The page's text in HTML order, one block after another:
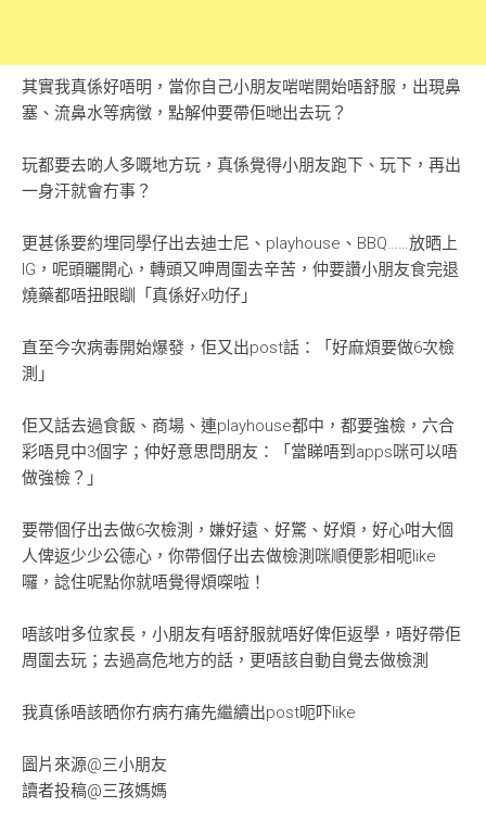
其實我真係好唔明，當你自己小朋友啱啱開始唔舒服，出現鼻
塞、流鼻水等病徵，點解仲要帶佢哋出去玩？
玩都要去啲人多嘅地方玩，真係覺得小朋友跑下、玩下，再出
一身汗就會冇事？
更甚係要約埋同學仔出去迪士尼、playhouse、BBQ……放晒上
IG，呢頭曬開心，轉頭又呻周圍去辛苦，仲要讚小朋友食完退
燒藥都唔扭眼瞓「真係好x叻仔」
直至今次病毒開始爆發，佢又出post話：「好麻煩要做6次檢
測」
佢又話去過食飯、商場、連playhouse都中，都要強檢，六合
彩唔見中3個字；仲好意思問朋友：「當睇唔到apps咪可以唔
做強檢？」
要帶個仔出去做6次檢測，嫌好遠、好驚、好煩，好心咁大個
人俾返少少公德心，你帶個仔出去做檢測咪順便影相呃like
囉，諗住呢點你就唔覺得煩㗎啦！
唔該咁多位家長，小朋友有唔舒服就唔好俾佢返學，唔好帶佢
周圍去玩；去過高危地方的話，更唔該自動自覺去做檢測
我真係唔該晒你冇病冇痛先繼續出post呃吓like
圖片來源@三小朋友
讀者投稿@三孩媽媽